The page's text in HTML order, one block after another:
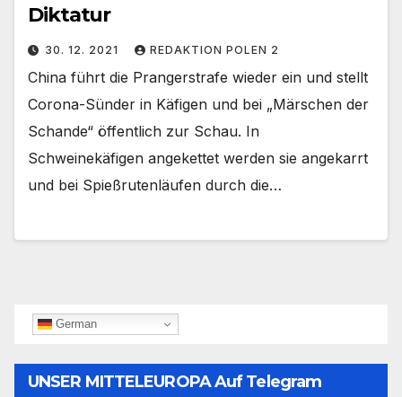
Diktatur
30. 12. 2021 REDAKTION POLEN 2
China führt die Prangerstrafe wieder ein und stellt
Corona-Sünder in Käfigen und bei „Märschen der
Schande“ öffentlich zur Schau. In
Schweinekäfigen angekettet werden sie angekarrt
und bei Spießrutenläufen durch die…
German
UNSER MITTELEUROPA Auf Telegram